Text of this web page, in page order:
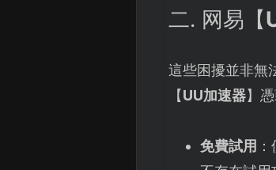
二. 网易【
這些困擾並非無
【UU加速器】
免費試用